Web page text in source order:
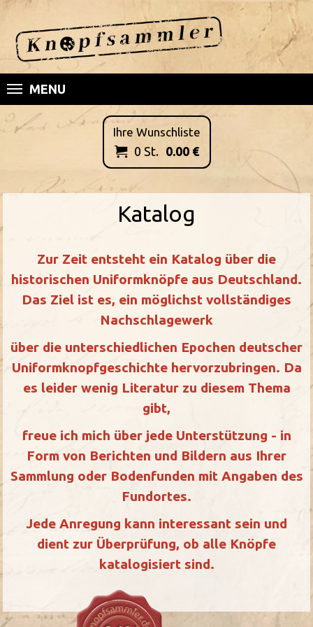
MENU
Ihre Wunschliste
 0 St. 0.00€
Katalog
Zur Zeit entsteht ein Katalog über die
historischen Uniformknöpfe aus Deutschland.
Das Ziel ist es, ein möglichst vollständiges
Nachschlagewerk
über die unterschiedlichen Epochen deutscher
Uniformknopfgeschichte hervorzubringen. Da
es leider wenig Literatur zu diesem Thema
gibt,
freue ich mich über jede Unterstützung - in
Form von Berichten und Bildern aus Ihrer
Sammlung oder Bodenfunden mit Angaben des
Fundortes.
Jede Anregung kann interessant sein und
dient zur Überprüfung, ob alle Knöpfe
katalogisiert sind.